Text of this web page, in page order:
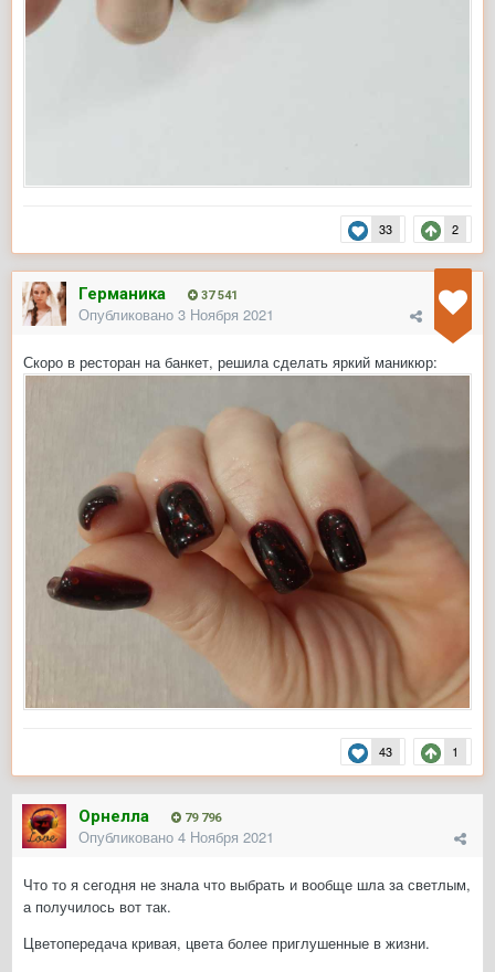
33 2
Германика 37 541
Опубликовано 3 Ноября 2021
Скоро в ресторан на банкет, решила сделать яркий маникюр:
43 1
Орнелла 79 796
Опубликовано 4 Ноября 2021
Что то я сегодня не знала что выбрать и вообще шла за светлым,
а получилось вот так.
Цветопередача кривая, цвета более приглушенные в жизни.